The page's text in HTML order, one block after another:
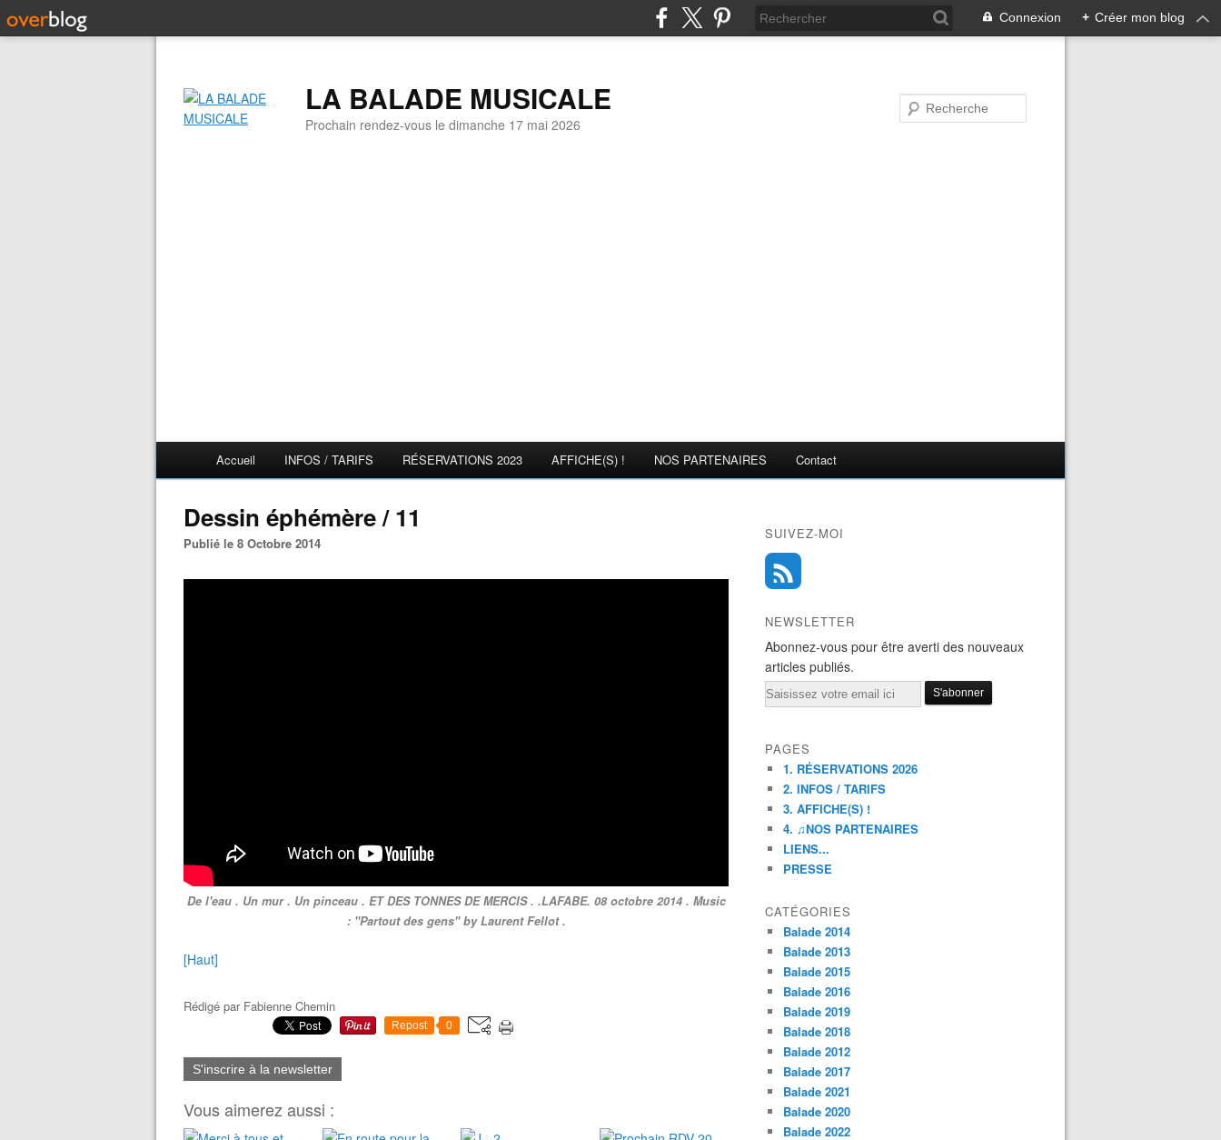
Connexion + Créer mon blog
LA BALADE MUSICALE
Prochain rendez-vous le dimanche 17 mai 2026
Accueil INFOS / TARIFS RÉSERVATIONS 2023 AFFICHE(S) ! NOS PARTENAIRES Contact
Dessin éphémère / 11
Publié le 8 Octobre 2014
De l'eau . Un mur . Un pinceau . ET DES TONNES DE MERCIS . .LAFABE. 08 octobre 2014 . Music
: "Partout des gens" by Laurent Fellot .
[Haut]
Rédigé par Fabienne Chemin
Repost 0
S'inscrire à la newsletter
Vous aimerez aussi :
SUIVEZ-MOI
NEWSLETTER
Abonnez-vous pour être averti des nouveaux
articles publiés.
Email
PAGES
1. RÉSERVATIONS 2026
2. INFOS / TARIFS
3. AFFICHE(S) !
4. ♫NOS PARTENAIRES
LIENS...
PRESSE
CATÉGORIES
Balade 2014
Balade 2013
Balade 2015
Balade 2016
Balade 2019
Balade 2018
Balade 2012
Balade 2017
Balade 2021
Balade 2020
Balade 2022